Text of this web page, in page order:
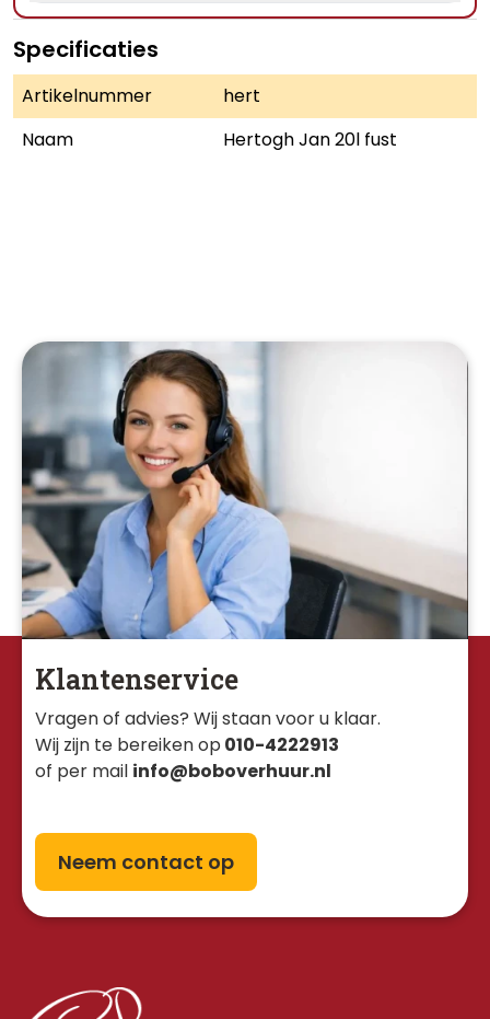
Specificaties
Artikelnummer
hert
Naam
Hertogh Jan 20l fust
Klantenservice
Vragen of advies? Wij staan voor u klaar.
Wij zijn te bereiken op 010-4222913
of per mail info@boboverhuur.nl
Neem contact op